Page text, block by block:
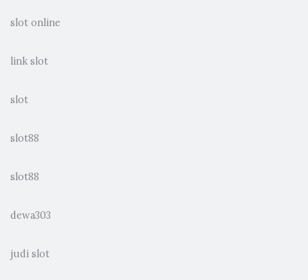
slot online
link slot
slot
slot88
slot88
dewa303
judi slot